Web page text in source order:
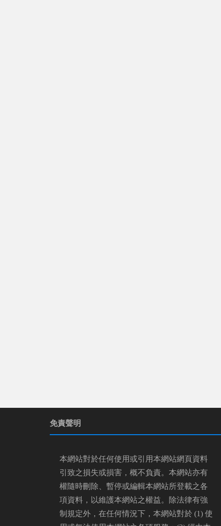
免責聲明
本網站對於任何使用或引用本網站網頁資料
引致之損失或損害，概不負責。本網站亦有
權隨時刪除、暫停或編輯本網站所登載之各
項資料，以維護本網站之權益。除法律有強
制規定外，在任何情況下，本網站對於 (1) 使